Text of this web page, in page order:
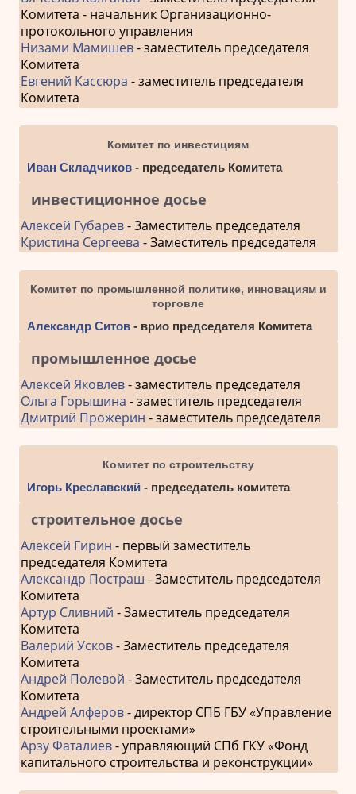
Комитета - начальник Организационно-
протокольного управления
Низами Мамишев- заместитель председателя
Комитета
Евгений Кассюра - заместитель председателя
Комитета
Комитет по инвестициям
Иван Складчиков- председатель Комитета
инвестиционное досье
Алексей Губарев- Заместитель председателя
Кристина Сергеева - Заместитель председателя
Комитет по промышленной политике, инновациям и
торговле
Александр Ситов- врио председателя Комитета
промышленное досье
Алексей Яковлев- заместитель председателя
Ольга Горышина - заместитель председателя
Дмитрий Прожерин - заместитель председателя
Комитет по строительству
Игорь Креславский - председатель комитета
строительное досье
Алексей Гирин - первый заместитель
председателя Комитета
Александр Постраш - Заместитель председателя
Комитета
Артур Сливний - Заместитель председателя
Комитета
Валерий Усков- Заместитель председателя
Комитета
Андрей Полевой - Заместитель председателя
Комитета
Андрей Алферов- директор СПБ ГБУ «Управление
строительными проектами»
Арзу Фаталиев- управляющий СПб ГКУ «Фонд
капитального строительства и реконструкции»